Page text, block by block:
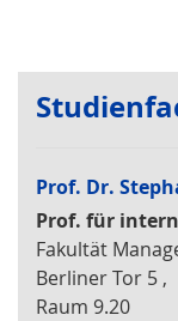
Prof. Dr.
Prof. für
Fakultät
Berliner Tor 5 ,
Raum 9.20